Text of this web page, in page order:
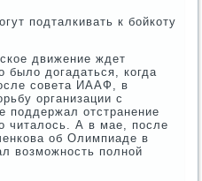
подталкивать к бойкоту
движение ждет
было догадаться, когда
совета ИААФ, в
организации с
отстранение
читалось. А в мае, после
об Олимпиаде в
возможность полной